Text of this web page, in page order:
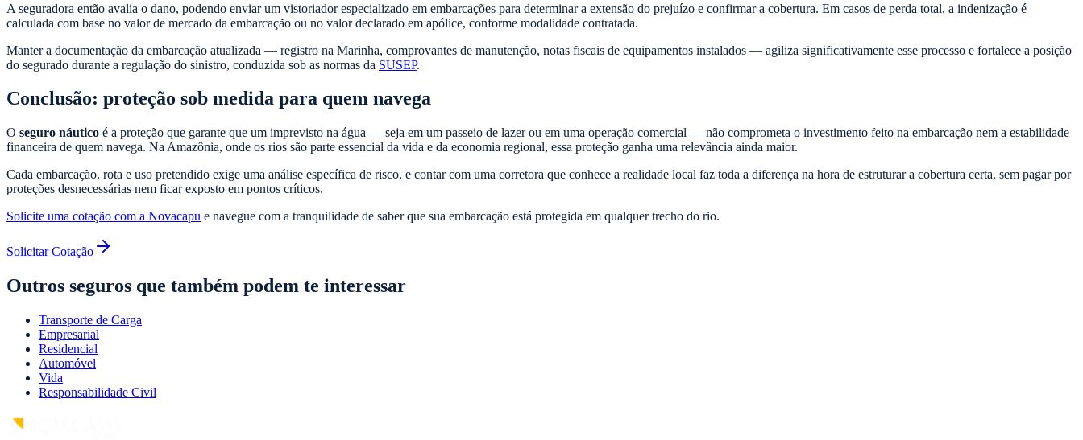
A seguradora então avalia o dano, podendo enviar um vistoriador especializado em embarcações para determinar a extensão do prejuízo e confirmar a cobertura. Em casos de perda total, a indenização é
calculada com base no valor de mercado da embarcação ou no valor declarado em apólice, conforme modalidade contratada.
Manter a documentação da embarcação atualizada — registro na Marinha, comprovantes de manutenção, notas fiscais de equipamentos instalados — agiliza significativamente esse processo e fortalece a posição
do segurado durante a regulação do sinistro, conduzida sob as normas da SUSEP.
Conclusão: proteção sob medida para quem navega
O seguro náutico é a proteção que garante que um imprevisto na água — seja em um passeio de lazer ou em uma operação comercial — não comprometa o investimento feito na embarcação nem a estabilidade
financeira de quem navega. Na Amazônia, onde os rios são parte essencial da vida e da economia regional, essa proteção ganha uma relevância ainda maior.
Cada embarcação, rota e uso pretendido exige uma análise específica de risco, e contar com uma corretora que conhece a realidade local faz toda a diferença na hora de estruturar a cobertura certa, sem pagar por
proteções desnecessárias nem ficar exposto em pontos críticos.
Solicite uma cotação com a Novacapu e navegue com a tranquilidade de saber que sua embarcação está protegida em qualquer trecho do rio.
Solicitar Cotação
Outros seguros que também podem te interessar
Transporte de Carga
Empresarial
Residencial
Automóvel
Vida
Responsabilidade Civil